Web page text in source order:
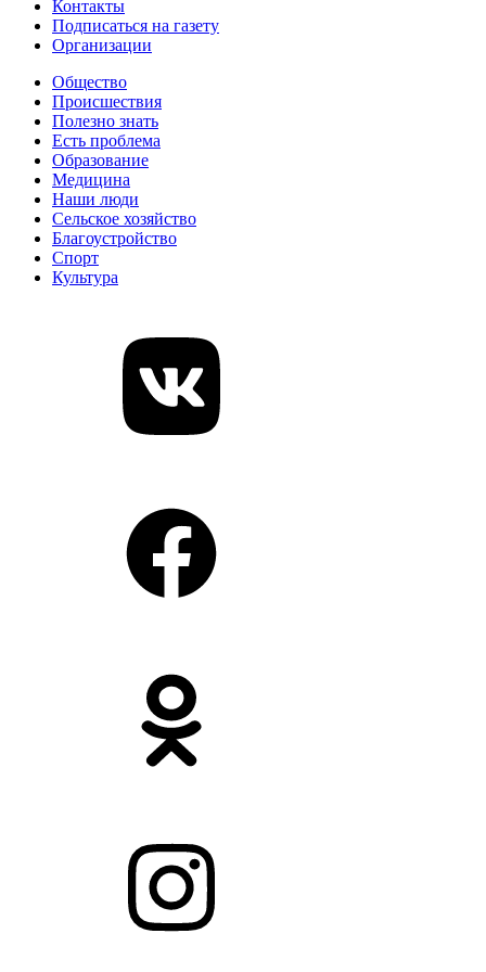
Контакты
Подписаться на газету
Организации
Общество
Происшествия
Полезно знать
Есть проблема
Образование
Медицина
Наши люди
Сельское хозяйство
Благоустройство
Спорт
Культура